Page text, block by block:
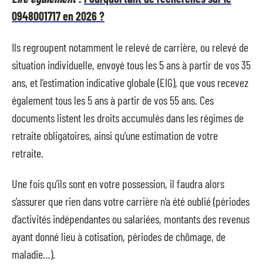
0948001717 en 2026 ?
Ils regroupent notamment le relevé de carrière, ou relevé de
situation individuelle, envoyé tous les 5 ans à partir de vos 35
ans, et l’estimation indicative globale (EIG), que vous recevez
également tous les 5 ans à partir de vos 55 ans. Ces
documents listent les droits accumulés dans les régimes de
retraite obligatoires, ainsi qu’une estimation de votre
retraite.
Une fois qu’ils sont en votre possession, il faudra alors
s’assurer que rien dans votre carrière n’a été oublié (périodes
d’activités indépendantes ou salariées, montants des revenus
ayant donné lieu à cotisation, périodes de chômage, de
maladie…).